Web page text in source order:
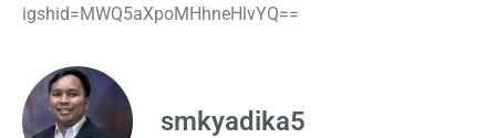
igshid=MWQ5aXpoMHhneHlvYQ==
smkyadika5